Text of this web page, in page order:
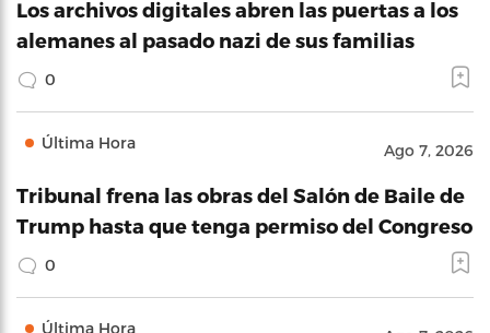
Los archivos digitales abren las puertas a los
alemanes al pasado nazi de sus familias
0
Última Hora Ago 7, 2026
Tribunal frena las obras del Salón de Baile de
Trump hasta que tenga permiso del Congreso
0
Última Hora